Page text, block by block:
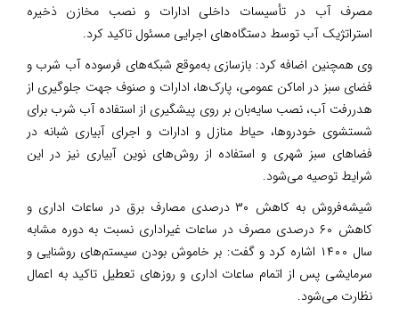
مصرف آب در تأسیسات داخلی ادارات و نصب مخازن ذخیره
استراتژیک آب توسط دستگاه‌های اجرایی مسئول تاکید کرد.
وی همچنین اضافه کرد: بازسازی به‌موقع شبکه‌های فرسوده آب شرب و
فضای سبز در اماکن عمومی، پارک‌ها، ادارات و صنوف جهت جلوگیری از
هدررفت آب، نصب سایه‌بان بر روی پیشگیری از استفاده آب شرب برای
شستشوی خودروها، حیاط منازل و ادارات و اجرای آبیاری شبانه در
فضاهای سبز شهری و استفاده از روش‌های نوین آبیاری نیز در این
شرایط توصیه می‌شود.
شیشه‌فروش به کاهش ۳۰ درصدی مصارف برق در ساعات اداری و
کاهش ۶۰ درصدی مصرف در ساعات غیراداری نسبت به دوره مشابه
سال ۱۴۰۰ اشاره کرد و گفت: بر خاموش بودن سیستم‌های روشنایی و
سرمایشی پس از اتمام ساعات اداری و روزهای تعطیل تاکید به اعمال
نظارت می‌شود.